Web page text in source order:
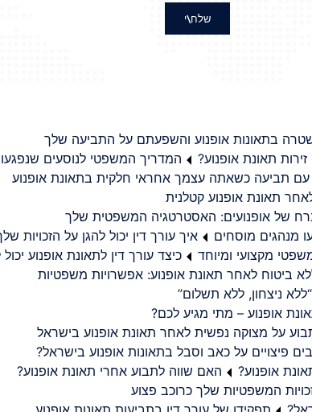
שלח\י
בתאונות אופנוע והשפעתם על התביעה שלך
זירות תאונת אופנוע?
המדריך המשפטי לנוסעים
עם תביעה כשאתה עצמך אחראי חלקית בתאונת אופנוע
תאונת אופנוע קטלנית
של אופנועים: האסטרטגיה המשפטית שלך
מנהגים מוסחים
איך עורך דין יכול להגן על הזכויות
מקצועי ומיוחד
כיצד עורך דין לתאונת אופנוע
ביטוח לאחר תאונת אופנוע: אפשרויות משפטיות
ניצחון, ללא תשלום”
אופנוע – מתי מגיע לכם?
על מצוקה נפשית לאחר תאונת אופנוע בישראל
פיצויים על כאב וסבל בתאונות אופנוע בישראל?
אופנוע?
האם שווה לתבוע אחרי תאונת אופנוע?
המשפטיות שלך כרוכב פצוע